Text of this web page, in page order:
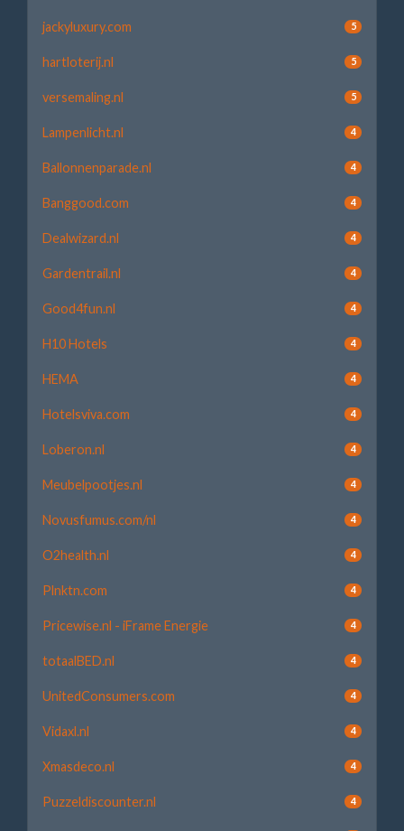
jackyluxury.com 5
hartloterij.nl 5
versemaling.nl 5
Lampenlicht.nl 4
Ballonnenparade.nl 4
Banggood.com 4
Dealwizard.nl 4
Gardentrail.nl 4
Good4fun.nl 4
H10 Hotels 4
HEMA 4
Hotelsviva.com 4
Loberon.nl 4
Meubelpootjes.nl 4
Novusfumus.com/nl 4
O2health.nl 4
Plnktn.com 4
Pricewise.nl - iFrame Energie 4
totaalBED.nl 4
UnitedConsumers.com 4
Vidaxl.nl 4
Xmasdeco.nl 4
Puzzeldiscounter.nl 4